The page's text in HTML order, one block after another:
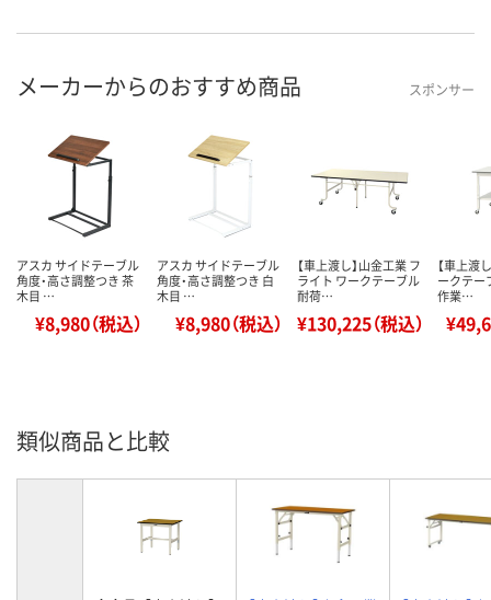
メーカーからのおすすめ商品 スポンサー
アスカ サイドテーブル
角度・高さ調整つき 茶
木目 …
¥8,980（税込）
アスカ サイドテーブル
角度・高さ調整つき 白
木目 …
¥8,980（税込）
【車上渡し】山金工業 フ
ライト ワークテーブル
耐荷…
¥130,225（税込）
【車上渡
ークテー
作業…
類似商品と比較